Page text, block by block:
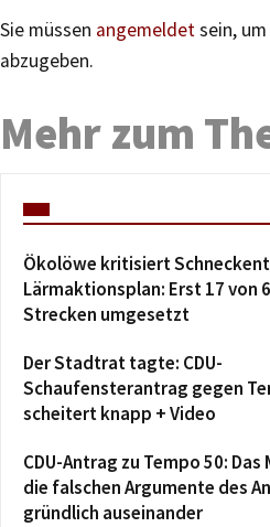
Sie müssen angemeldetsein,
abzugeben.
Mehr zum
Ökolöwe kritisiert
Lärmaktionsplan: Erst 17 von
Strecken umgesetzt
Der Stadtrat tagte: CDU-
Schaufensterantrag gegen
scheitert knapp + Video
CDU-Antrag zu Tempo 50: Das
die falschen Argumente des
gründlich auseinander